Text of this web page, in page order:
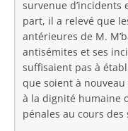
survenue d’incidents
part, il a relevé que
antérieures de M.
antisémites et ses
suffisaient pas à
que soient à
à la dignité humaine
pénales au cours des